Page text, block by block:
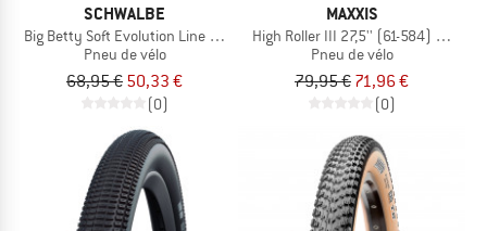
SCHWALBE
Big Betty Soft Evolution Line Super Ground 20'' (57-406)
Pneu de vélo
68,95 € 50,33 €
(0)
MAXXIS
High Roller III 27,5'' (61-584) 3C
Pneu de vélo
79,95 € 71,96 €
(0)